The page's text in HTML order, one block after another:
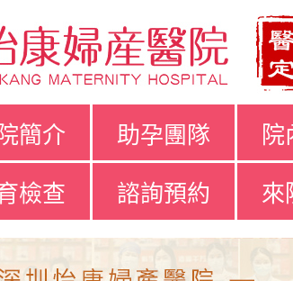
簡介 助孕團隊 院
檢查 諮詢預約 來